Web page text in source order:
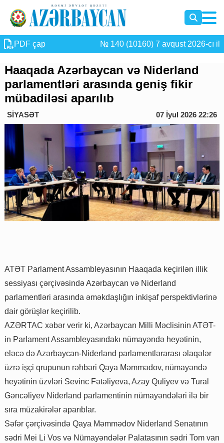
PDF çap № 140 (10160) 7 avqust 2026-cı il
Haaqada Azərbaycan və Niderland
parlamentləri arasında geniş fikir
mübadiləsi aparılıb
SİYASƏT 07 İyul 2026 22:26
ATƏT Parlament Assambleyasının Haaqada keçirilən illik
sessiyası çərçivəsində Azərbaycan və Niderland
parlamentləri arasında əməkdaşlığın inkişaf perspektivlərinə
dair görüşlər keçirilib.
AZƏRTAC xəbər verir ki, Azərbaycan Milli Məclisinin ATƏT-
in Parlament Assambleyasındakı nümayəndə heyətinin,
eləcə də Azərbaycan-Niderland parlamentlərarası əlaqələr
üzrə işçi qrupunun rəhbəri Qaya Məmmədov, nümayəndə
heyətinin üzvləri Sevinc Fətəliyeva, Azay Quliyev və Tural
Gəncəliyev Niderland parlamentinin nümayəndələri ilə bir
sıra müzakirələr aparıblar.
Səfər çərçivəsində Qaya Məmmədov Niderland Senatının
sədri Mei Li Vos və Nümayəndələr Palatasının sədri Tom van